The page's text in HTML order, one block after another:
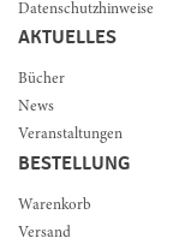
Datenschutzhinweise
AKTUELLES
Bücher
News
Veranstaltungen
BESTELLUNG
Warenkorb
Versand